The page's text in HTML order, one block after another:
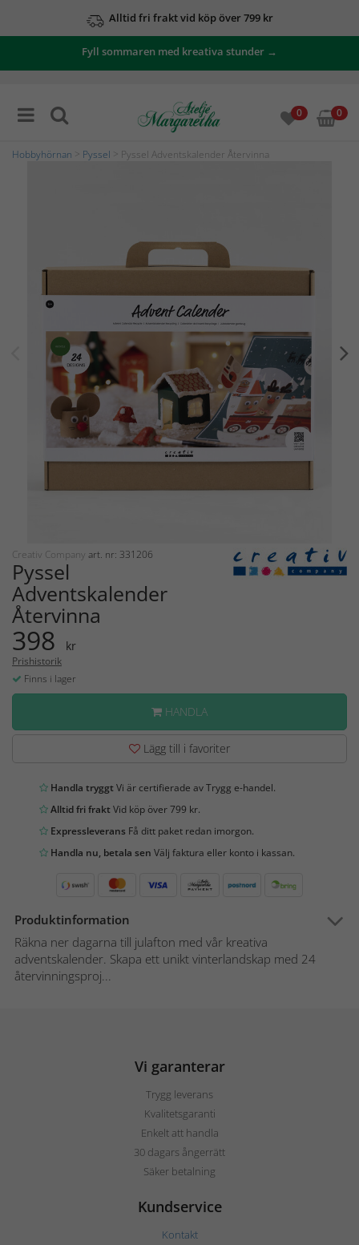
Alltid fri frakt vid köp över 799 kr
Fyll sommaren med kreativa stunder →
0 0
Hobbyhörnan Pyssel > Pyssel Adventskalender Återvinna
Creativ Company art. nr: 331206
Pyssel
Adventskalender
Återvinna
398 kr
Prishistorik
Finns i lager
HANDLA
Lägg till i favoriter
Handla tryggtVi är certifierade av Trygg e-handel.
Alltid fri fraktVid köp över 799 kr.
Expressleverans Få ditt paket redan imorgon.
Handla nu, betala sen Välj faktura eller konto i kassan.
Produktinformation
Räkna ner dagarna till julafton med vår kreativa
adventskalender. Skapa ett unikt vinterlandskap med 24
återvinningsproj...
Vi garanterar
Trygg leverans
Kvalitetsgaranti
Enkelt att handla
30 dagars ångerrätt
Säker betalning
Kundservice
Kontakt